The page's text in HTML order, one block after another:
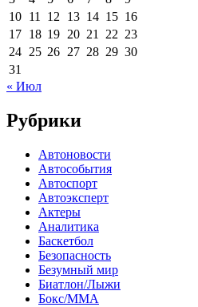
10 11 12 13 14 15 16
17 18 19 20 21 22 23
24 25 26 27 28 29 30
31
« Июл
Рубрики
Автоновости
Автособытия
Автоспорт
Автоэксперт
Актеры
Аналитика
Баскетбол
Безопасность
Безумный мир
Биатлон/Лыжи
Бокс/MMA